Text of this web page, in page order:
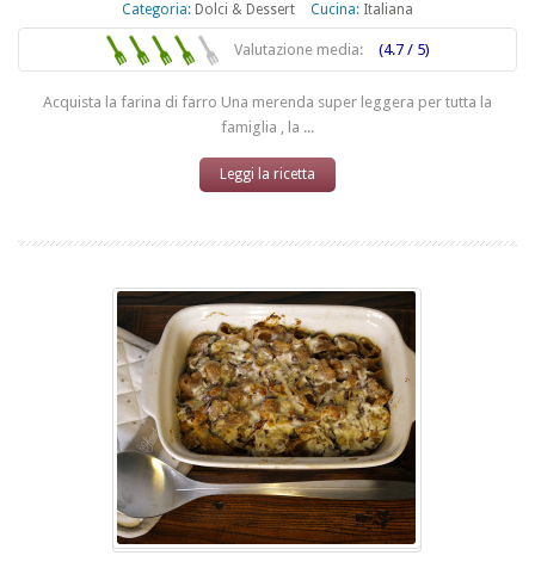
Categoria: Dolci & Dessert Cucina: Italiana
Valutazione media: (4.7 / 5)
Acquista la farina di farro Una merenda super leggera per tutta la
famiglia , la ...
Leggi la ricetta